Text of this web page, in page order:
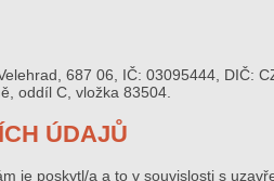
687 06, IČ: 03095444, DIČ:
oddíl C, vložka 83504.
ÚDAJŮ
je poskytl/a a to v souvislosti s